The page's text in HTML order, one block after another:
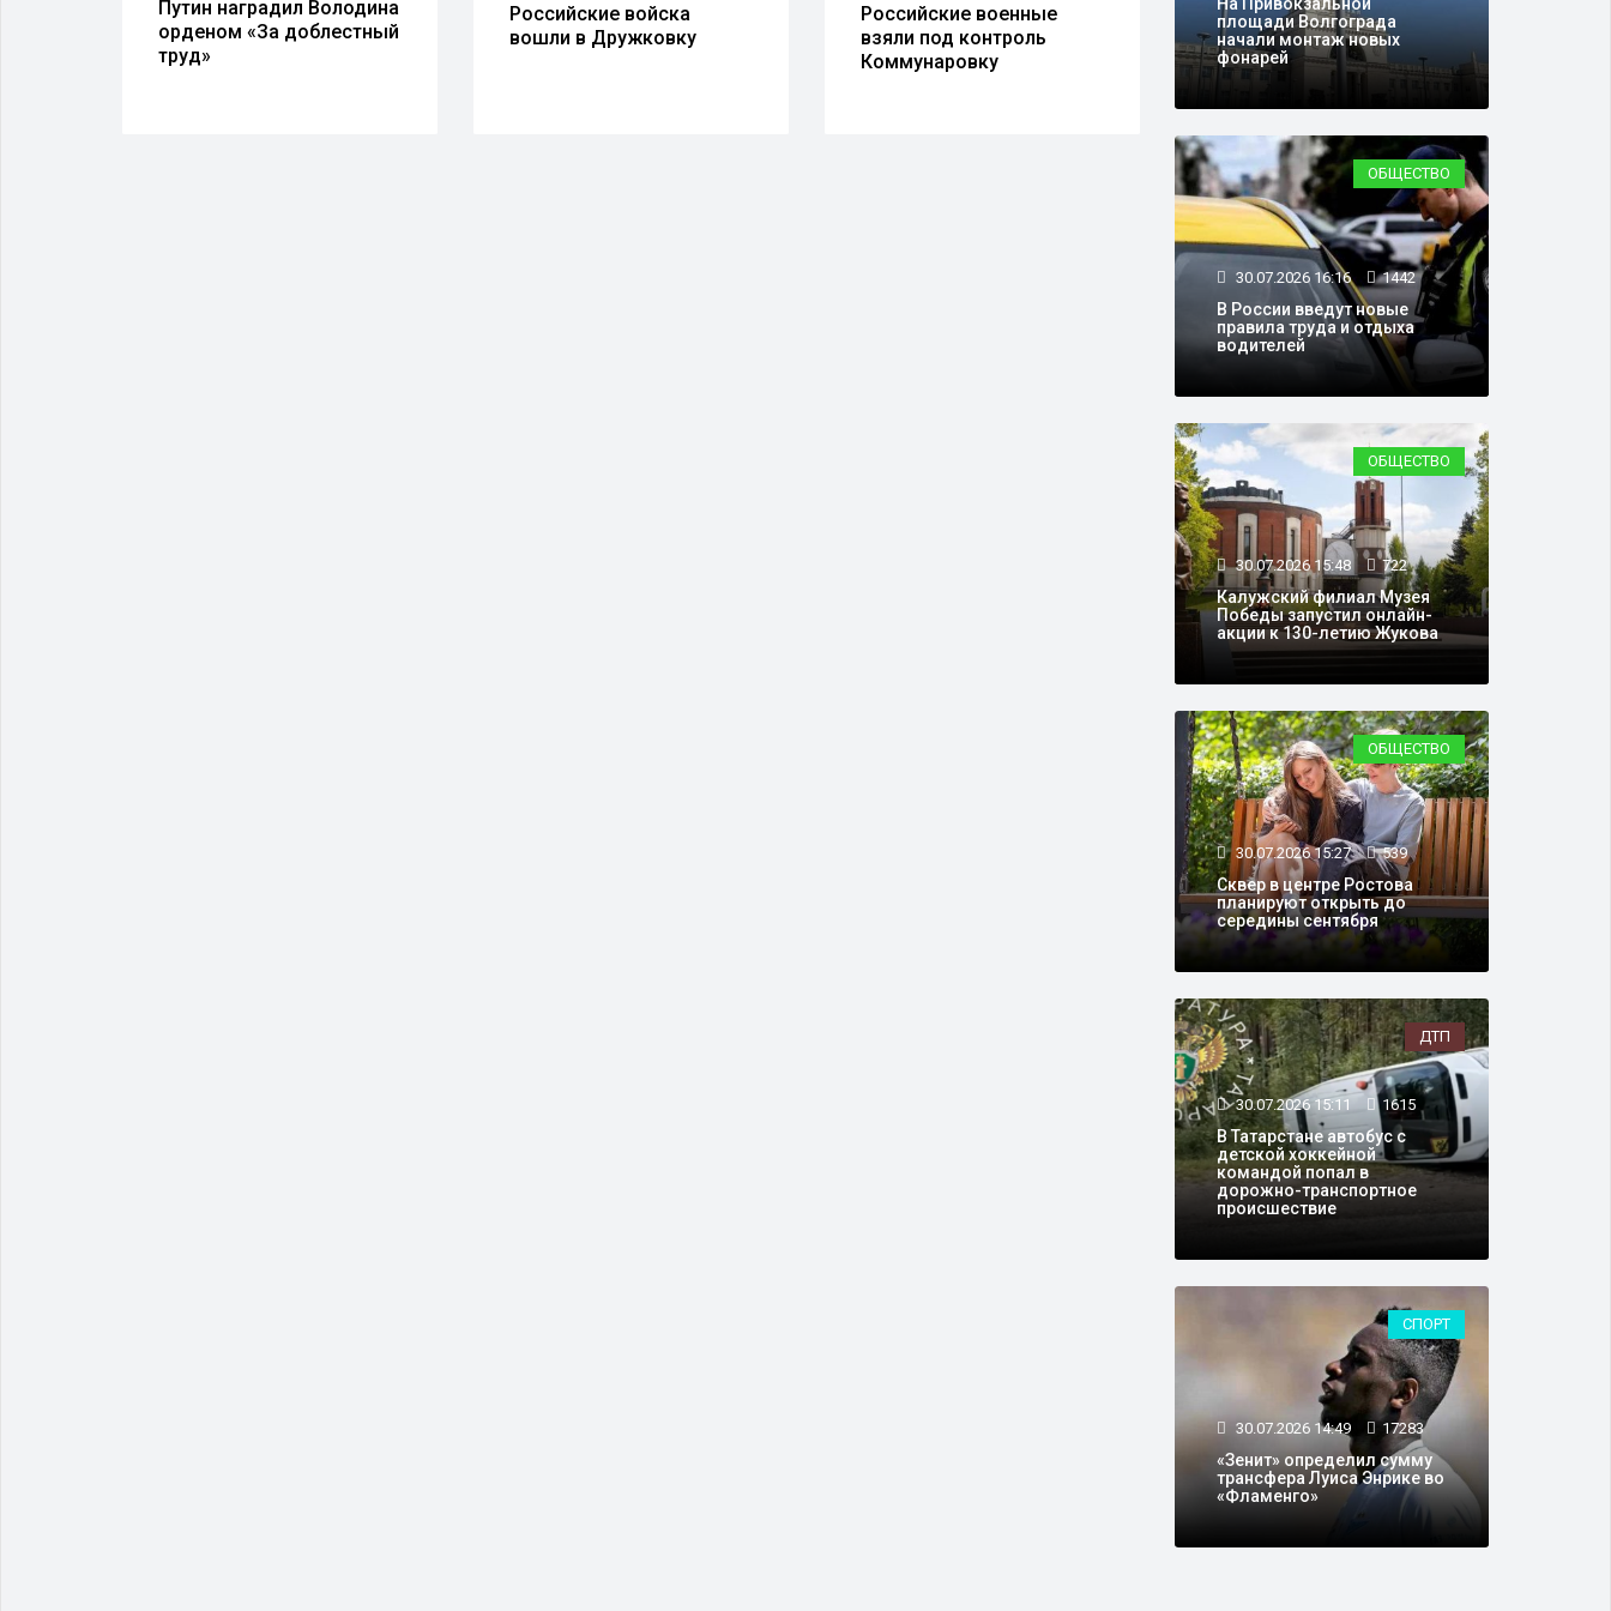
Путин наградил Володина
орденом «За доблестный
труд»
Российские войска
вошли в Дружковку
Российские военные
взяли под контроль
Коммунаровку
Эксперт объяснил, как
правильно пользоваться
приложением «Макс» на
iPhone
площади Волгограда
начали монтаж новых
фонарей
ОБЩЕСТВО
30.07.2026 16:16 1442
В России введут новые
правила труда и отдыха
водителей
ОБЩЕСТВО
30.07.2026 15:48 722
Калужский филиал Музея
Победы запустил онлайн-
акции к 130-летию Жукова
ОБЩЕСТВО
30.07.2026 15:27 539
Сквер в центре Ростова
планируют открыть до
середины сентября
ДТП
30.07.2026 15:11 1615
В Татарстане автобус с
детской хоккейной
командой попал в
дорожно-транспортное
происшествие
СПОРТ
30.07.2026 14:49 17283
«Зенит» определил сумму
трансфера Луиса Энрике во
«Фламенго»